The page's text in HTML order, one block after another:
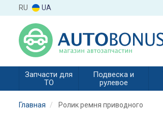
RU UA
Запчасти для
ТО
Подвеска и
рулевое
Главная Ролик ремня приводного